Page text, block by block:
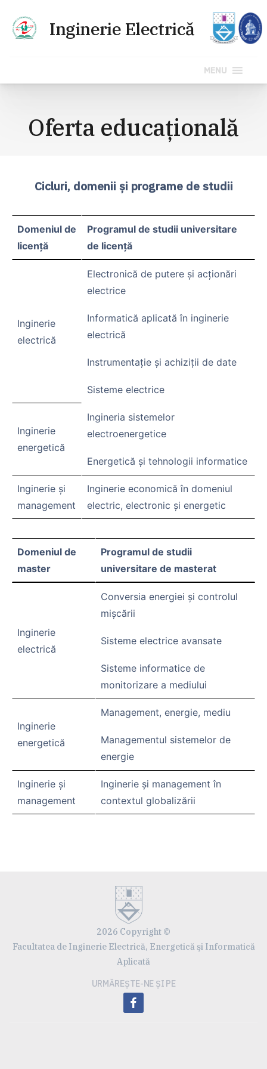
conținut
MENU
Oferta educațională
Cicluri, domenii și programe de studii
Domeniul de
licenţă
Programul de studii universitare
de licență
Inginerie
electrică
Electronică de putere şi acţionări
electrice
Informatică aplicată în inginerie
electrică
Instrumentaţie şi achiziţii de date
Sisteme electrice
Inginerie
energetică
Ingineria sistemelor
electroenergetice
Energetică și tehnologii informatice
Inginerie şi
management
Inginerie economică în domeniul
electric, electronic şi energetic
Domeniul de
master
Programul de studii
universitare de masterat
Inginerie
electrică
Conversia energiei şi controlul
mişcării
Sisteme electrice avansate
Sisteme informatice de
monitorizare a mediului
Inginerie
energetică
Management, energie, mediu
Managementul sistemelor de
energie
Inginerie şi
management
Inginerie şi management în
contextul globalizării
2026 Copyright ©
Facultatea de Inginerie Electrică, Energetică şi Informatică
Aplicată
URMĂREȘTE-NE ȘI PE
facebook